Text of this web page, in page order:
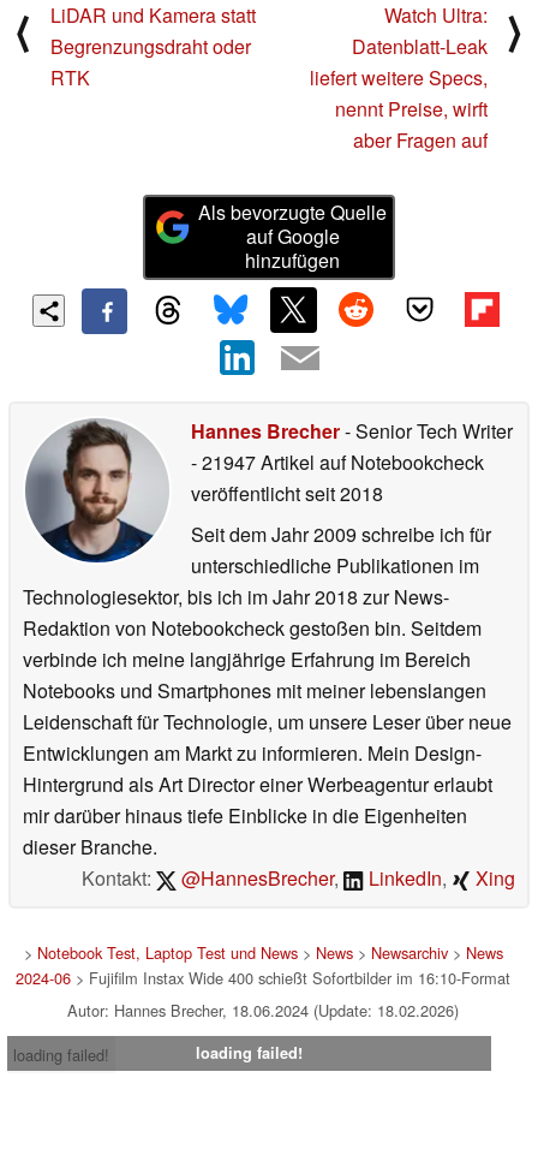
⟨
LiDAR und Kamera statt
Begrenzungsdraht oder
RTK
Watch Ultra:
Datenblatt-Leak
liefert weitere Specs,
nennt Preise, wirft
aber Fragen auf
⟩
Als bevorzugte Quelle
auf Google
hinzufügen
Hannes Brecher- Senior Tech Writer
- 21947 Artikel auf Notebookcheck
veröffentlichtseit 2018
Seit dem Jahr 2009 schreibe ich für
unterschiedliche Publikationen im
Technologiesektor, bis ich im Jahr 2018 zur News-
Redaktion von Notebookcheck gestoßen bin. Seitdem
verbinde ich meine langjährige Erfahrung im Bereich
Notebooks und Smartphones mit meiner lebenslangen
Leidenschaft für Technologie, um unsere Leser über neue
Entwicklungen am Markt zu informieren. Mein Design-
Hintergrund als Art Director einer Werbeagentur erlaubt
mir darüber hinaus tiefe Einblicke in die Eigenheiten
dieser Branche.
Kontakt:
@HannesBrecher, LinkedIn, Xing
> Notebook Test, Laptop Test und News> News> Newsarchiv> News
2024-06 > Fujifilm Instax Wide 400 schießt Sofortbilder im 16:10-Format
Autor: Hannes Brecher, 18.06.2024 (Update: 18.02.2026)
loading failed!
loading failed!